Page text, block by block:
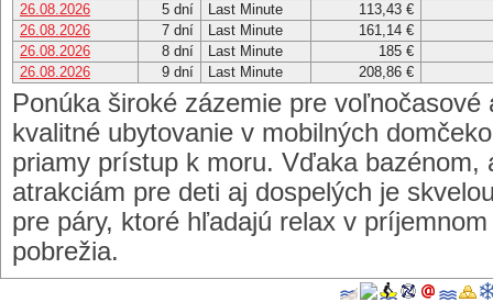
26.08.2026
5 dní Last Minute
113,43 €
26.08.2026
7 dní Last Minute
161,14 €
26.08.2026
8 dní Last Minute
185 €
26.08.2026
9 dní Last Minute 208,86 €
Ponúka široké zázemie pre voľnočasové
kvalitné ubytovanie v mobilných
priamy prístup k moru. Vďaka bazénom,
atrakciám pre deti aj dospelých je
pre páry, ktoré hľadajú relax v
pobrežia.